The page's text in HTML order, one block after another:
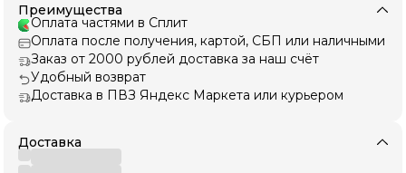
Преимущества
Оплата частями в Сплит
Оплата после получения, картой, СБП или наличными
Заказ от 2000 рублей доставка за наш счёт
Удобный возврат
Доставка в ПВЗ Яндекс Маркета или курьером
Доставка